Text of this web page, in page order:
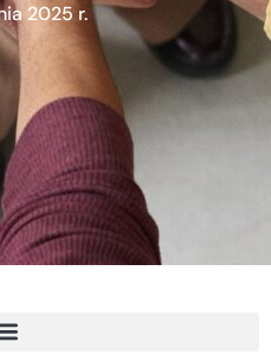
2025 r.